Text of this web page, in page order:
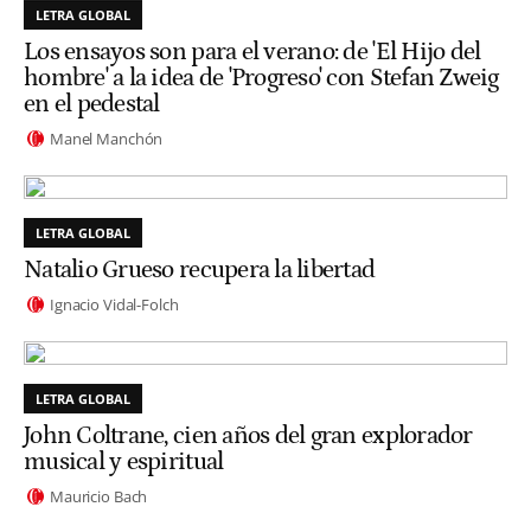
LETRA GLOBAL
Los ensayos son para el verano: de 'El Hijo del
hombre' a la idea de 'Progreso' con Stefan Zweig
en el pedestal
Manel Manchón
LETRA GLOBAL
Natalio Grueso recupera la libertad
Ignacio Vidal-Folch
LETRA GLOBAL
John Coltrane, cien años del gran explorador
musical y espiritual
Mauricio Bach